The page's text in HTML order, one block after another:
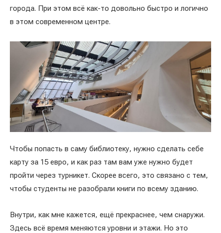
города. При этом всё как-то довольно быстро и логично
в этом современном центре.
Чтобы попасть в саму библиотеку, нужно сделать себе
карту за 15 евро, и как раз там вам уже нужно будет
пройти через турникет. Скорее всего, это связано с тем,
чтобы студенты не разобрали книги по всему зданию.
Внутри, как мне кажется, ещё прекраснее, чем снаружи.
Здесь всё время меняются уровни и этажи. Но это